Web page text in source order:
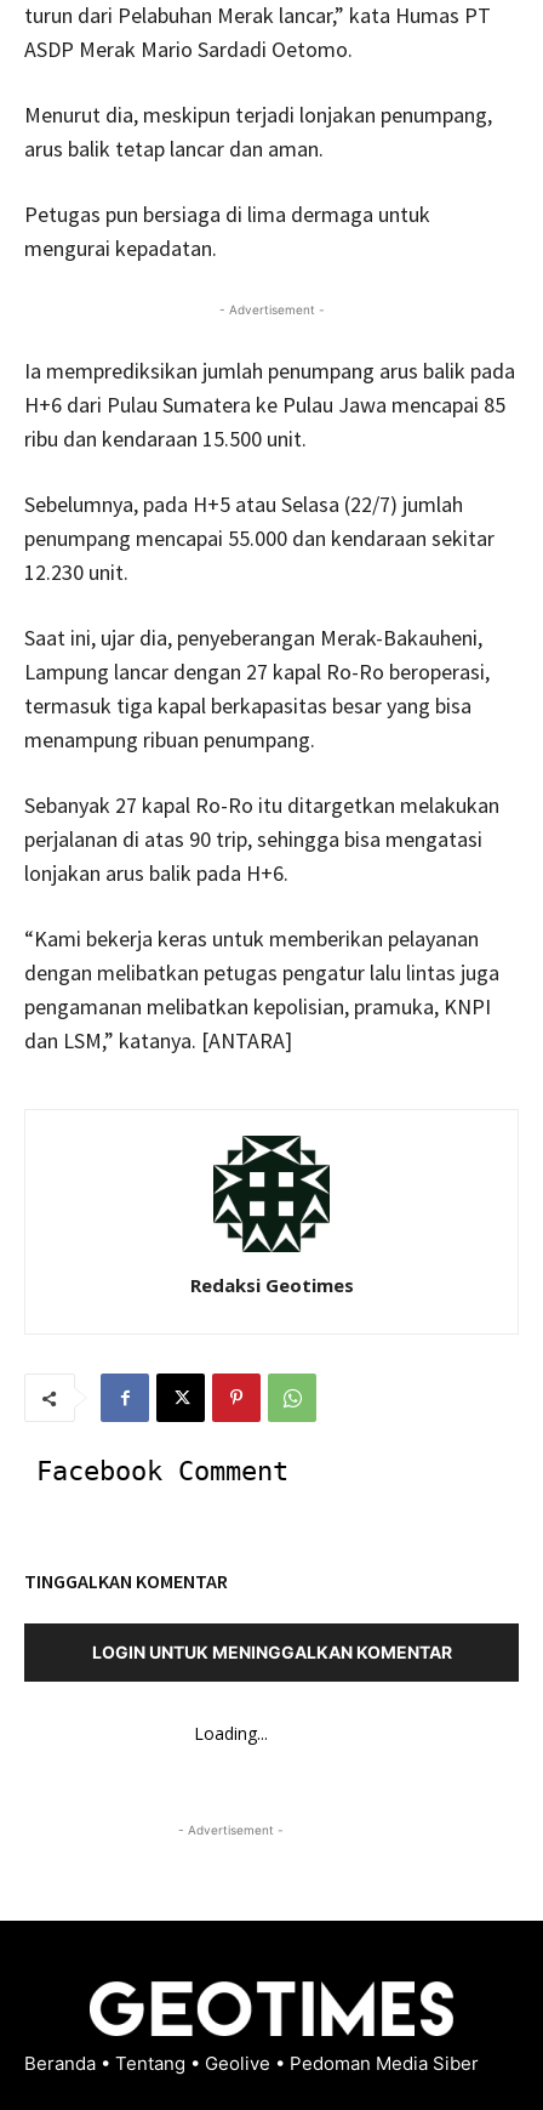
turun dari Pelabuhan Merak lancar,” kata Humas PT
ASDP Merak Mario Sardadi Oetomo.
Menurut dia, meskipun terjadi lonjakan penumpang,
arus balik tetap lancar dan aman.
Petugas pun bersiaga di lima dermaga untuk
mengurai kepadatan.
- Advertisement -
Ia memprediksikan jumlah penumpang arus balik pada
H+6 dari Pulau Sumatera ke Pulau Jawa mencapai 85
ribu dan kendaraan 15.500 unit.
Sebelumnya, pada H+5 atau Selasa (22/7) jumlah
penumpang mencapai 55.000 dan kendaraan sekitar
12.230 unit.
Saat ini, ujar dia, penyeberangan Merak-Bakauheni,
Lampung lancar dengan 27 kapal Ro-Ro beroperasi,
termasuk tiga kapal berkapasitas besar yang bisa
menampung ribuan penumpang.
Sebanyak 27 kapal Ro-Ro itu ditargetkan melakukan
perjalanan di atas 90 trip, sehingga bisa mengatasi
lonjakan arus balik pada H+6.
“Kami bekerja keras untuk memberikan pelayanan
dengan melibatkan petugas pengatur lalu lintas juga
pengamanan melibatkan kepolisian, pramuka, KNPI
dan LSM,” katanya. [ANTARA]
Redaksi Geotimes
Facebook Comment
TINGGALKAN KOMENTAR
LOGIN UNTUK MENINGGALKAN KOMENTAR
Loading...
- Advertisement -
Beranda • Tentang • Geolive • Pedoman Media Siber